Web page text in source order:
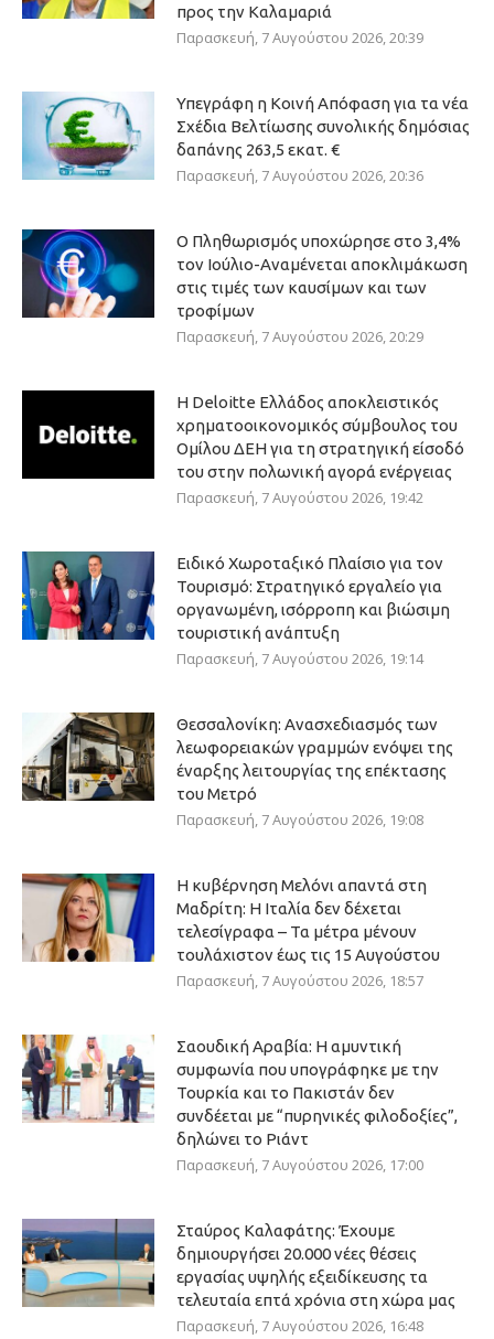
προς την Καλαμαριά
Παρασκευή, 7 Αυγούστου 2026, 20:39
Υπεγράφη η Κοινή Απόφαση για τα νέα
Σχέδια Βελτίωσης συνολικής δημόσιας
δαπάνης 263,5 εκατ. €
Παρασκευή, 7 Αυγούστου 2026, 20:36
Ο Πληθωρισμός υποχώρησε στο 3,4%
τον Ιούλιο-Αναμένεται αποκλιμάκωση
στις τιμές των καυσίμων και των
τροφίμων
Παρασκευή, 7 Αυγούστου 2026, 20:29
Η Deloitte Ελλάδος αποκλειστικός
χρηματοοικονομικός σύμβουλος του
Ομίλου ΔΕΗ για τη στρατηγική είσοδό
του στην πολωνική αγορά ενέργειας
Παρασκευή, 7 Αυγούστου 2026, 19:42
Ειδικό Χωροταξικό Πλαίσιο για τον
Τουρισμό: Στρατηγικό εργαλείο για
οργανωμένη, ισόρροπη και βιώσιμη
τουριστική ανάπτυξη
Παρασκευή, 7 Αυγούστου 2026, 19:14
Θεσσαλονίκη: Ανασχεδιασμός των
λεωφορειακών γραμμών ενόψει της
έναρξης λειτουργίας της επέκτασης
του Μετρό
Παρασκευή, 7 Αυγούστου 2026, 19:08
Η κυβέρνηση Μελόνι απαντά στη
Μαδρίτη: Η Ιταλία δεν δέχεται
τελεσίγραφα – Τα μέτρα μένουν
τουλάχιστον έως τις 15 Αυγούστου
Παρασκευή, 7 Αυγούστου 2026, 18:57
Σαουδική Αραβία: Η αμυντική
συμφωνία που υπογράφηκε με την
Τουρκία και το Πακιστάν δεν
συνδέεται με “πυρηνικές φιλοδοξίες”,
δηλώνει το Ριάντ
Παρασκευή, 7 Αυγούστου 2026, 17:00
Σταύρος Καλαφάτης: Έχουμε
δημιουργήσει 20.000 νέες θέσεις
εργασίας υψηλής εξειδίκευσης τα
τελευταία επτά χρόνια στη χώρα μας
Παρασκευή, 7 Αυγούστου 2026, 16:48